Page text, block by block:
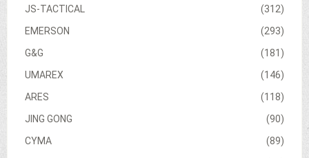
(312)
JS-TACTICAL
(293)
EMERSON
(181)
G&G
(146)
UMAREX
(118)
ARES
(90)
JING GONG
(89)
CYMA